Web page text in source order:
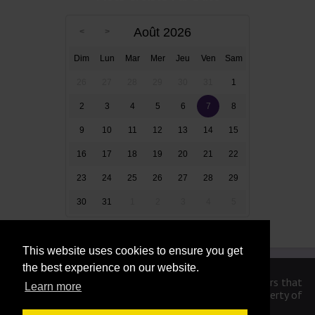
This website uses cookies to ensure you get
the best experience on our website.
Learn more
Août 2026
Dim Lun Mar Mer Jeu Ven Sam
1
2 3 4 5 6 7 8
9 10 11 12 13 14 15
16 17 18 19 20 21 22
23 24 25 26 27 28 29
30 31
We are in no way affiliated or endorsed by the publishers that
have created the games. All images and logos are property of
their respective owners.